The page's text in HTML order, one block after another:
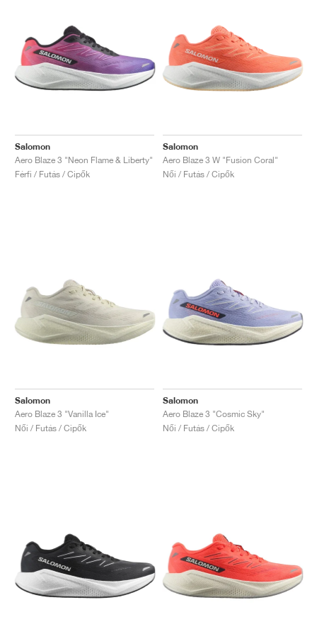
Salomon
Aero Blaze 3 "Neon Flame & Liberty"
Férfi / Futás / Cipők
Salomon
Aero Blaze 3 W "Fusion Coral"
Női / Futás / Cipők
Salomon
Aero Blaze 3 "Vanilla Ice"
Női / Futás / Cipők
Salomon
Aero Blaze 3 "Cosmic Sky"
Női / Futás / Cipők